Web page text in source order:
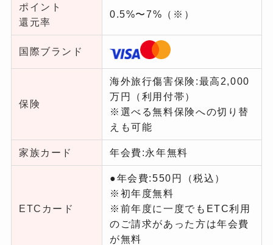
ポイント
還元率
0.5%〜7%（※）
国際ブランド
保険
海外旅行傷害保険:最高2,000
万円（利用付帯）
※選べる無料保険への切り替
えも可能
家族カード 年会費:永年無料
ETCカード
●年会費:550円（税込）
※初年度無料
※前年度に一度でもETC利用
のご請求があった方は年会費
が無料